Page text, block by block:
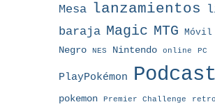
Mesa
lanzamientos
baraja Magic MTG Móvil
Negro
NES Nintendo online PC
PlayPokémon Podcast
pokemon Premier Challenge retro